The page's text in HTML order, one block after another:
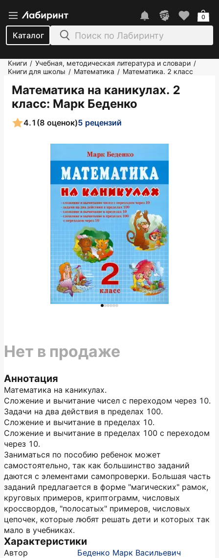
Каталог
0
Книги / Учебная, методическая литература и словари /
Книги для школы / Математика / Математика. 2 класс
Математика на каникулах. 2
класс: Марк Беденко
4.1 (8 оценок)5 рецензий
Аннотация
Математика на каникулах.
Сложение и вычитание чисел с переходом через 10.
Задачи на два действия в пределах 100.
Сложение и вычитание в пределах 10.
Сложение и вычитание в пределах 100 с переходом
через 10.
Заниматься по пособию ребенок может
самостоятельно, так как большинство заданий
даются с элементами самопроверки. Большая часть
заданий предлагается в форме "магических" рамок,
круговых примеров, криптограмм, числовых
кроссвордов, "полосатых" примеров, числовых
цепочек, которые любят решать дети и которых так
мало в учебниках.
Характеристики
Автор
Беденко Марк Васильевич
Нет в продаже